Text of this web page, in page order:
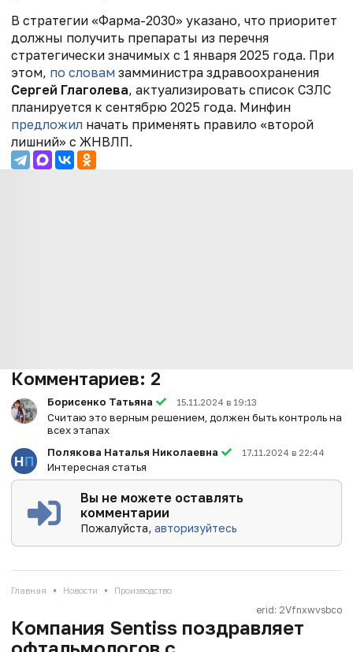
В стратегии «Фарма-2030» указано, что приоритет
должны получить препараты из перечня
стратегически значимых с 1 января 2025 года. При
этом, по словам замминистра здравоохранения
Сергей Глаголева, актуализировать список СЗЛС
планируется к сентябрю 2025 года. Минфин
предложил начать применять правило «второй
лишний» с ЖНВЛП.
Комментариев: 2
Борисенко Татьяна 15.11.2024 в 19:13
Считаю это верным решением, должен быть контроль на
всех этапах
Полякова Наталья Николаевна
17.11.2024 в 22:44
Интересная статья
Вы не можете оставлять
комментарии
Пожалуйста,авторизуйтесь
Главная • Новости • Производство
erid: 2Vfnxwvsbco
Компания Sentiss поздравляет